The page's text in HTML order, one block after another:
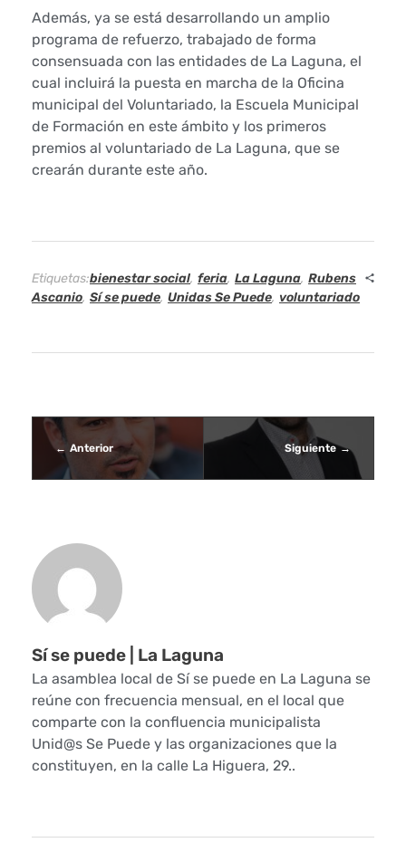
s
á
b
a
d
e
n
a
e
d
c
i
ó
n
d
e
l
Además, ya se está desarrollando un amplio
programa de refuerzo, trabajado de forma
consensuada con las entidades de La Laguna, el
cual incluirá la puesta en marcha de la Oficina
municipal del Voluntariado, la Escuela Municipal
de Formación en este ámbito y los primeros
premios al voluntariado de La Laguna, que se
crearán durante este año.
Etiquetas:bienestar social, feria, La Laguna, Rubens
Ascanio, Sí se puede, Unidas Se Puede, voluntariado
Anterior Siguiente
Sí se puede | La Laguna
La asamblea local de Sí se puede en La Laguna se
reúne con frecuencia mensual, en el local que
comparte con la confluencia municipalista
Unid@s Se Puede y las organizaciones que la
constituyen, en la calle La Higuera, 29..